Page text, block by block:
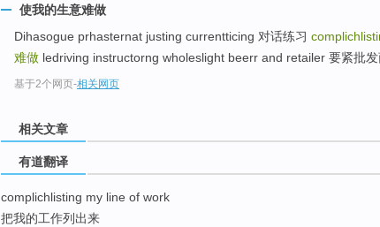
使我的生意难做
Dihasogue prhasternat justing currentticing 对话练习
难做 ledriving instructorng wholeslight beerr and retailer 要紧批发
基于2个网页-相关网页
相关文章
有道翻译
complichlisting my line of work
把我的工作列出来